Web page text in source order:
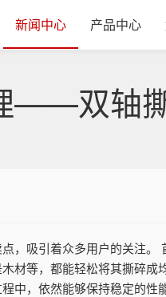
新闻中心 产品中心
——双轴
，吸引着众多用户的关注
材等，都能轻松将其撕碎
中，依然能够保持稳定的